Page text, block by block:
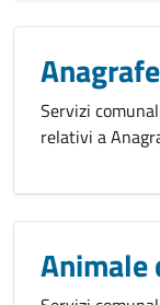
Anagrafe
Servizi
relativi a
Animale